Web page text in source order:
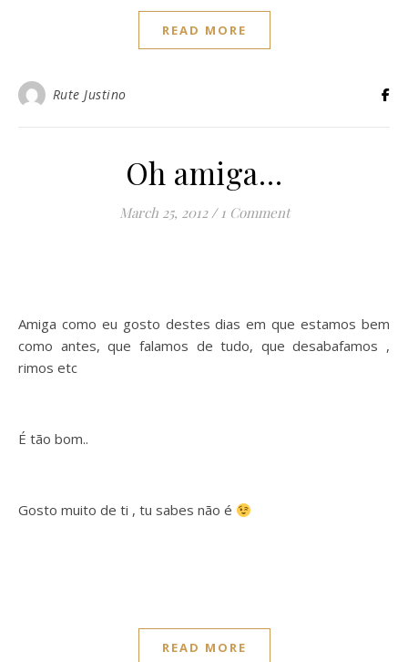
READ MORE
Rute Justino
Oh amiga…
March 25, 2012 / 1 Comment
Amiga como eu gosto destes dias em que estamos bem
como antes, que falamos de tudo, que desabafamos ,
rimos etc
É tão bom..
Gosto muito de ti , tu sabes não é
READ MORE